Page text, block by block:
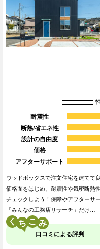
耐震性
断熱/省エネ性
設計の自由度
価格
アフターサポート
ウッドボックスで注文住宅を建てて
価格面をはじめ、耐震性や気密断熱
チェックしよう！保障やアフターサ
「みんなの工務店リサーチ」だけ…
く こ
口コミによる評判